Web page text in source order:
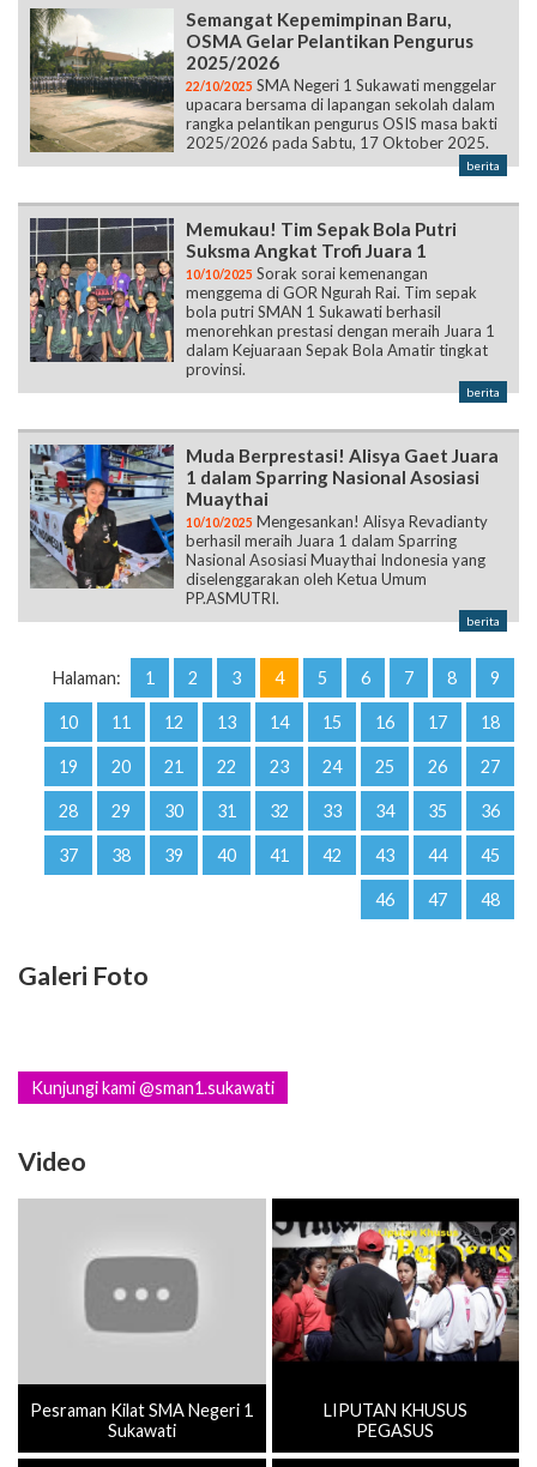
Semangat Kepemimpinan Baru,
OSMA Gelar Pelantikan Pengurus
2025/2026
22/10/2025 SMA Negeri 1 Sukawati menggelar
upacara bersama di lapangan sekolah dalam
rangka pelantikan pengurus OSIS masa bakti
2025/2026 pada Sabtu, 17 Oktober 2025.
berita
Memukau! Tim Sepak Bola Putri
Suksma Angkat Trofi Juara 1
10/10/2025 Sorak sorai kemenangan
menggema di GOR Ngurah Rai. Tim sepak
bola putri SMAN 1 Sukawati berhasil
menorehkan prestasi dengan meraih Juara 1
dalam Kejuaraan Sepak Bola Amatir tingkat
provinsi.
berita
Muda Berprestasi! Alisya Gaet Juara
1 dalam Sparring Nasional Asosiasi
Muaythai
10/10/2025 Mengesankan! Alisya Revadianty
berhasil meraih Juara 1 dalam Sparring
Nasional Asosiasi Muaythai Indonesia yang
diselenggarakan oleh Ketua Umum
PP.ASMUTRI.
berita
Halaman: 1 2 3 4 5 6 7 8 9
10 11 12 13 14 15 16 17 18
19 20 21 22 23 24 25 26 27
28 29 30 31 32 33 34 35 36
37 38 39 40 41 42 43 44 45
46 47 48
Galeri Foto
Kunjungi kami @sman1.sukawati
Video
Pesraman Kilat SMA Negeri 1
Sukawati
LIPUTAN KHUSUS
PEGASUS